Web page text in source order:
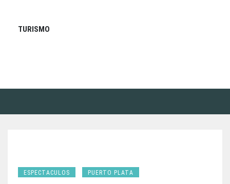
TURISMO
ESPECTACULOS PUERTO PLATA